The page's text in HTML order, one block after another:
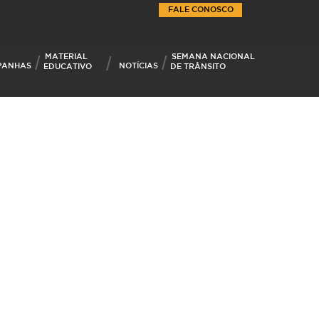
MATERIAL
EDUCATIVO
NOTÍCIAS
SEMANA NACIONAL
DE TRÂNSITO
FALE CONOSCO